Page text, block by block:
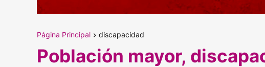
Página Principal discapacidad
Población mayor,